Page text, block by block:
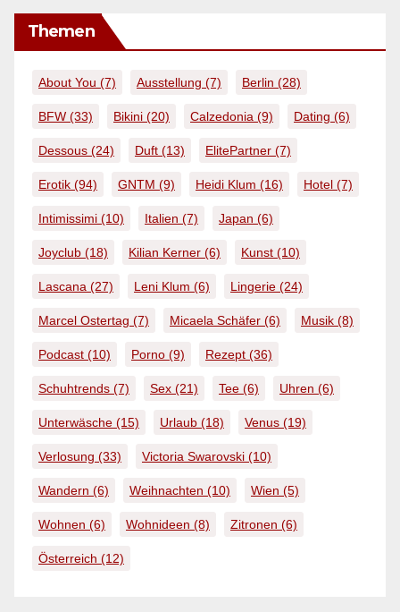
Themen
About You (7) Ausstellung (7) Berlin (28)
BFW (33) Bikini (20) Calzedonia (9) Dating (6)
Dessous (24) Duft (13) ElitePartner (7)
Erotik (94) GNTM (9) Heidi Klum (16) Hotel (7)
Intimissimi (10) Italien (7) Japan (6)
Joyclub (18) Kilian Kerner (6) Kunst (10)
Lascana (27) Leni Klum (6) Lingerie (24)
Marcel Ostertag (7) Micaela Schäfer (6) Musik (8)
Podcast (10) Porno (9) Rezept (36)
Schuhtrends (7) Sex (21) Tee (6) Uhren (6)
Unterwäsche (15) Urlaub (18) Venus (19)
Verlosung (33) Victoria Swarovski (10)
Wandern (6) Weihnachten (10) Wien (5)
Wohnen (6) Wohnideen (8) Zitronen (6)
Österreich (12)